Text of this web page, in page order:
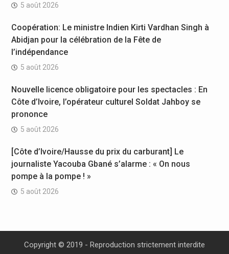
5 août 2026
Coopération: Le ministre Indien Kirti Vardhan Singh à
Abidjan pour la célébration de la Fête de
l’indépendance
5 août 2026
Nouvelle licence obligatoire pour les spectacles : En
Côte d’Ivoire, l’opérateur culturel Soldat Jahboy se
prononce
5 août 2026
[Côte d’Ivoire/Hausse du prix du carburant] Le
journaliste Yacouba Gbané s’alarme : « On nous
pompe à la pompe ! »
5 août 2026
Copyright © 2019 - Reproduction strictement interdite